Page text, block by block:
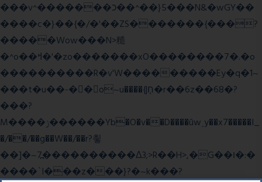
���v^�������כ��^��}5���N&�wGY��
����c�}��{�/�'��ZS�������{���?
�����Wow���N>糙
�^o��ߞ�'�zo�������xO��������7�.�o
����������R�v'W���������Ey�q�1~
���t�u��-�� o~u����{|ח֧�r��6z��68�?
���?
M����ݫ������Yb�O�v��D����ûw˯y��x7�����I_
�/��/��g��W��/��r?쵷
��]�~7߽����������Δ3;>R��H>,�G��ו�:�
���� `I���z���}?�~k���?